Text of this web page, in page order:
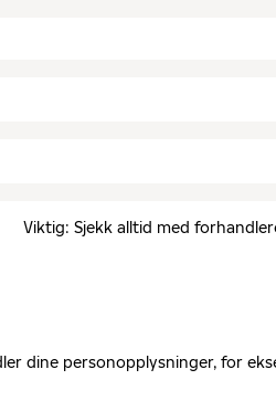
Viktig: Sjekk alltid med
dine personopplysninger, for